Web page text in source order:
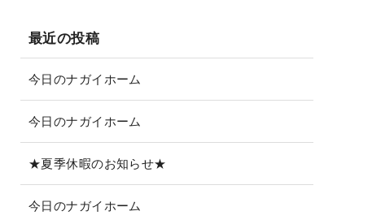
最近の投稿
今日のナガイホーム
今日のナガイホーム
★夏季休暇のお知らせ★
今日のナガイホーム